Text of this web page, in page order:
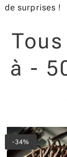
de surprises !
à -
-34%